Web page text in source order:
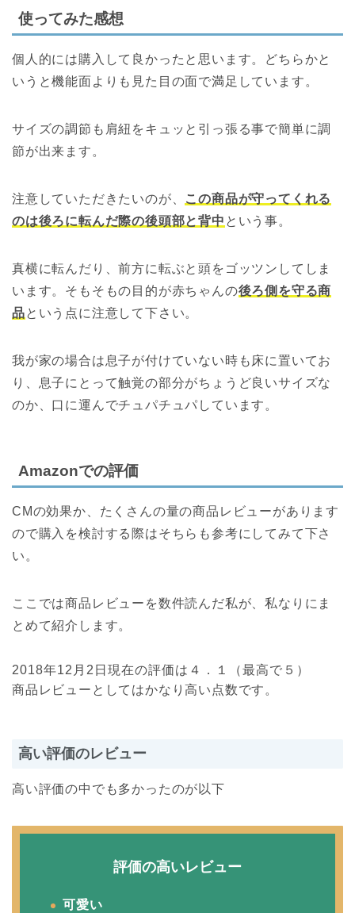
使ってみた感想
個人的には購入して良かったと思います。どちらかと
いうと機能面よりも見た目の面で満足しています。
サイズの調節も肩紐をキュッと引っ張る事で簡単に調
節が出来ます。
注意していただきたいのが、 この商品が守ってくれる
のは後ろに転んだ際の後頭部と背中 という事。
真横に転んだり、前方に転ぶと頭をゴッツンしてしま
います。そもそもの目的が赤ちゃんの後ろ側を守る商
品という点に注意して下さい。
我が家の場合は息子が付けていない時も床に置いてお
り、息子にとって触覚の部分がちょうど良いサイズな
のか、口に運んでチュパチュパしています。
Amazonでの評価
CMの効果か、たくさんの量の商品レビューがあります
ので購入を検討する際はそちらも参考にしてみて下さ
い。
ここでは商品レビューを数件読んだ私が、私なりにま
とめて紹介します。
2018年12月2日現在の評価は４．１（最高で５）
商品レビューとしてはかなり高い点数です。
高い評価のレビュー
高い評価の中でも多かったのが以下
評価の高いレビュー
可愛い